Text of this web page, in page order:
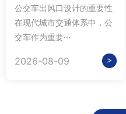
公交车出风口设计的重要性
在现代城市交通体系中，公
交车作为重要···
2026-08-09 >